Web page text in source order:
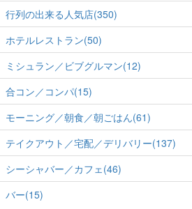
行列の出来る人気店(350)
ホテルレストラン(50)
ミシュラン／ビブグルマン(12)
合コン／コンパ(15)
モーニング／朝食／朝ごはん(61)
テイクアウト／宅配／デリバリー(137)
シーシャバー／カフェ(46)
バー(15)